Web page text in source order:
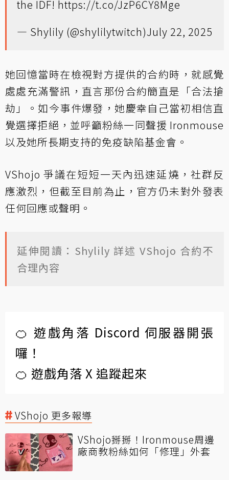
the IDF! https://t.co/JzP6CY8Mge
— Shylily (@shylilytwitch)July 22, 2025
她回憶當時在檢視對方提供的合約時，就感覺
處處充滿警訊，直言那份合約簡直是「合法搶
劫」。如今事件爆發，她慶幸自己當初相信直
覺選擇拒絕，並呼籲粉絲一同聲援 Ironmouse
以及她所長期支持的免疫缺陷基金會。
VShojo 爭議在短短一天內迅速延燒，社群反
應激烈，但截至目前為止，官方仍未對外發表
任何回應或聲明。
延伸閱讀：Shylily 詳述 VShojo 合約不
合理內容
🍊 遊戲角落 Discord 伺服器開張
囉！
🍊 遊戲角落 X 追蹤起來
VShojo 更多報導
VShojo掰掰！Ironmouse周邊
廠商教粉絲如何「修理」外套